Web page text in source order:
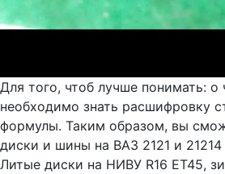
Для того, чтоб лучше понимать: о
необходимо знать расшифровку
формулы. Таким образом, вы
диски и шины на ВАЗ 2121 и
Литые диски на НИВУ R16 ET45,